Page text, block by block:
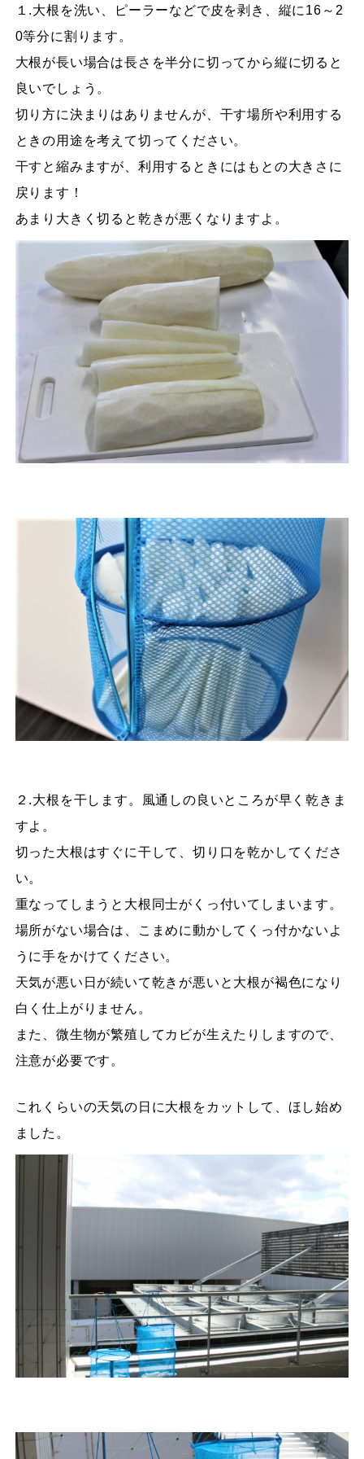
１.大根を洗い、ピーラーなどで皮を剥き、縦に16～2
0等分に割ります。
大根が長い場合は長さを半分に切ってから縦に切ると
良いでしょう。
切り方に決まりはありませんが、干す場所や利用する
ときの用途を考えて切ってください。
干すと縮みますが、利用するときにはもとの大きさに
戻ります！
あまり大きく切ると乾きが悪くなりますよ。
２.大根を干します。風通しの良いところが早く乾きま
すよ。
切った大根はすぐに干して、切り口を乾かしてくださ
い。
重なってしまうと大根同士がくっ付いてしまいます。
場所がない場合は、こまめに動かしてくっ付かないよ
うに手をかけてください。
天気が悪い日が続いて乾きが悪いと大根が褐色になり
白く仕上がりません。
また、微生物が繁殖してカビが生えたりしますので、
注意が必要です。
これくらいの天気の日に大根をカットして、ほし始め
ました。